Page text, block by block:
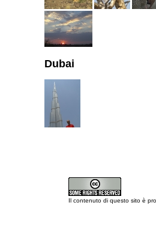
Dubai
Il contenuto di questo sito è